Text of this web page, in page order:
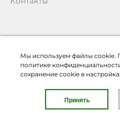
© «Образ-ТВ» 2026
Мы используем файлы cookie.
политике
сохранение cookie в
Принять